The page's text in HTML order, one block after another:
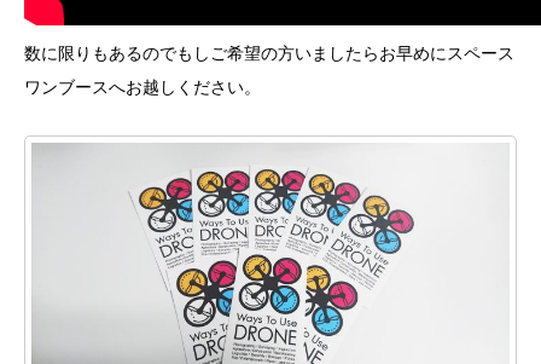
数に限りもあるのでもしご希望の方いましたらお早めにスペース
ワンブースへお越しください。